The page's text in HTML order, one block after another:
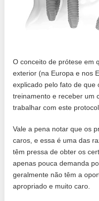
O conceito de prótese em
exterior (na Europa e nos
explicado pelo fato de que
treinamento e receber um
trabalhar com este
Vale a pena notar que os
caros, e essa é uma das
têm pressa de obter os
apenas pouca demanda
geralmente não têm a
apropriado e muito caro.